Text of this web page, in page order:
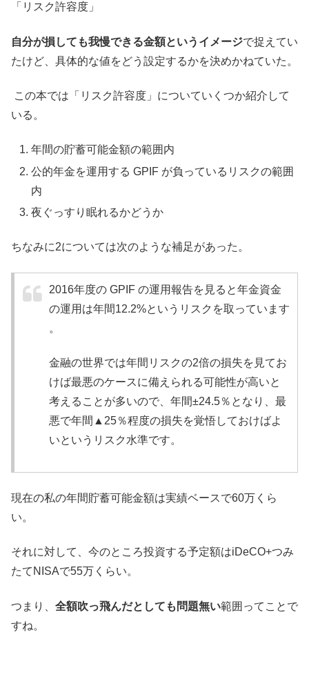
「リスク許容度」
自分が損しても我慢できる金額というイメージで捉えてい
たけど、具体的な値をどう設定するかを決めかねていた。
この本では「リスク許容度」についていくつか紹介して
いる。
年間の貯蓄可能金額の範囲内
公的年金を運用する GPIF が負っているリスクの範囲
内
夜ぐっすり眠れるかどうか
ちなみに2については次のような補足があった。
2016年度の GPIF の運用報告を見ると年金資金
の運用は年間12.2%というリスクを取っています
。
金融の世界では年間リスクの2倍の損失を見てお
けば最悪のケースに備えられる可能性が高いと
考えることが多いので、年間±24.5％となり、最
悪で年間▲25％程度の損失を覚悟しておけばよ
いというリスク水準です。
現在の私の年間貯蓄可能金額は実績ベースで60万くら
い。
それに対して、今のところ投資する予定額はiDeCO+つみ
たてNISAで55万くらい。
つまり、 全額吹っ飛んだとしても問題無い範囲ってことで
すね。